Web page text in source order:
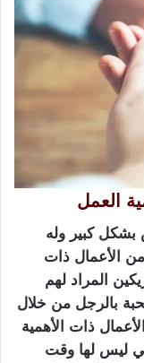
العمل
بشكل كبير وله
من الأعمال ذات
المراد لهم
بالرجل من خلال
ذات الأهمية
ليس لها وقت